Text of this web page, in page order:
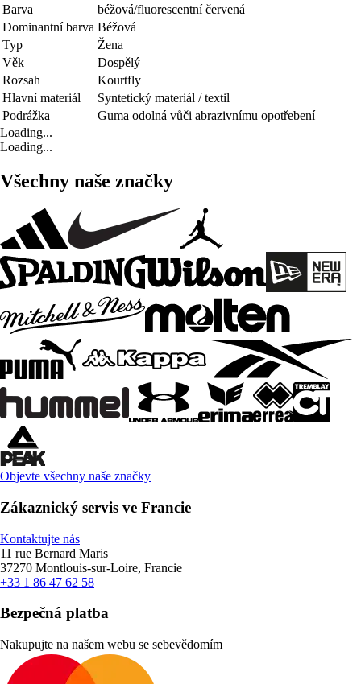
Barva
béžová/fluorescentní červená
Dominantní barva Béžová
Typ
Žena
Věk
Dospělý
Rozsah
Kourtfly
Hlavní materiál
Syntetický materiál / textil
Podrážka
Guma odolná vůči abrazivnímu opotřebení
Loading...
Loading...
Všechny naše značky
Objevte všechny naše značky
Zákaznický servis ve Francie
Kontaktujte nás
11 rue Bernard Maris
37270 Montlouis-sur-Loire, Francie
+33 1 86 47 62 58
Bezpečná platba
Nakupujte na našem webu se sebevědomím